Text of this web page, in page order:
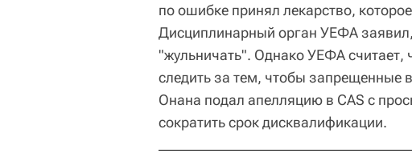
по ошибке принял лекарство,
Дисциплинарный орган УЕФА
"жульничать". Однако УЕФА считает,
следить за тем, чтобы запрещенные
Онана подал апелляцию в CAS с
сократить срок дисквалификации.